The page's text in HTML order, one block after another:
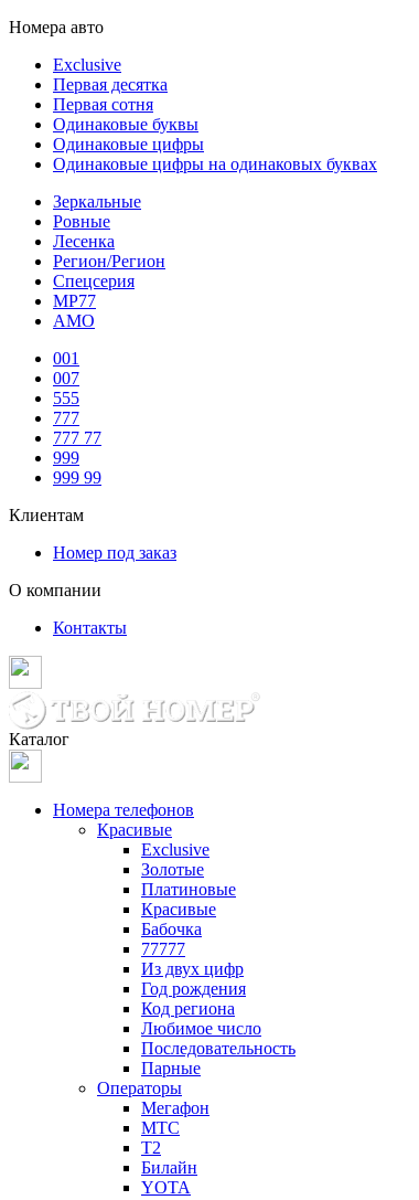
Номера авто
Exclusive
Первая десятка
Первая сотня
Одинаковые буквы
Одинаковые цифры
Одинаковые цифры на одинаковых буквах
Зеркальные
Ровные
Лесенка
Регион/Регион
Спецсерия
МР77
АМО
001
007
555
777
777 77
999
999 99
Клиентам
Номер под заказ
О компании
Контакты
Каталог
Номера телефонов
Красивые
Exclusive
Золотые
Платиновые
Красивые
Бабочка
77777
Из двух цифр
Год рождения
Код региона
Любимое число
Последовательность
Парные
Операторы
Мегафон
МТС
Т2
Билайн
YOTA